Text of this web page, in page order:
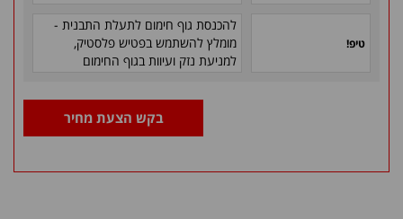
טיפ!
להכנסת גוף חימום לתעלת התבנית -
מומלץ להשתמש בפטיש פלסטיק,
למניעת נזק ועיוות בגוף החימום
בקש הצעת מחיר